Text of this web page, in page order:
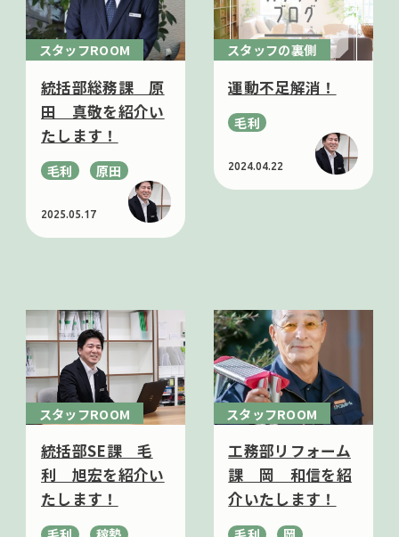
スタッフROOM
統括部総務課 原
田 真敬を紹介い
たします！
毛利 原田
2025.05.17
スタッフの裏側
運動不足解消！
毛利
2024.04.22
スタッフROOM
統括部SE課 毛
利 旭宏を紹介い
たします！
スタッフROOM
工務部リフォーム
課 岡 和信を紹
介いたします！